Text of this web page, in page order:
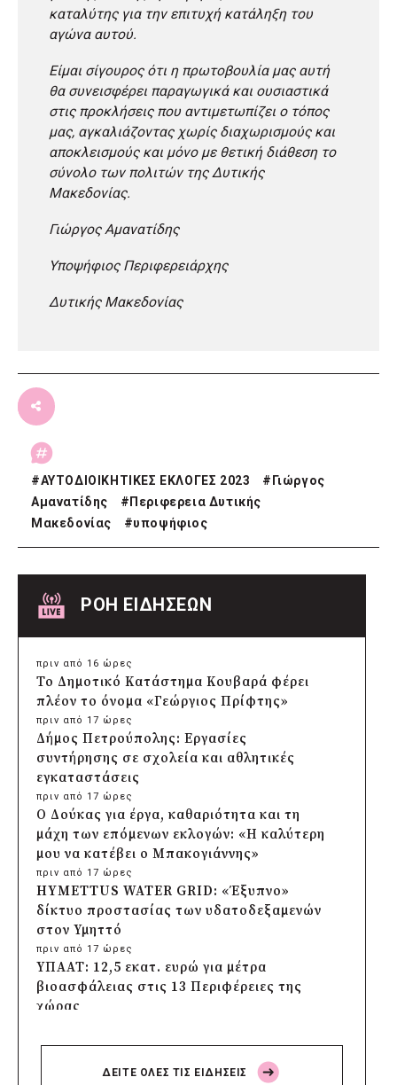
καταλύτης για την επιτυχή κατάληξη του
αγώνα αυτού.
Είμαι σίγουρος ότι η πρωτοβουλία μας αυτή
θα συνεισφέρει παραγωγικά και ουσιαστικά
στις προκλήσεις που αντιμετωπίζει ο τόπος
μας, αγκαλιάζοντας χωρίς διαχωρισμούς και
αποκλεισμούς και μόνο με θετική διάθεση το
σύνολο των πολιτών της Δυτικής
Μακεδονίας.
Γιώργος Αμανατίδης
Υποψήφιος Περιφερειάρχης
Δυτικής Μακεδονίας
#ΑΥΤΟΔΙΟΙΚΗΤΙΚΕΣ ΕΚΛΟΓΕΣ 2023 # Γιώργος
Αμανατίδης
# Περιφερεια Δυτικής
Μακεδονίας
#υποψήφιος
ΡΟΗ ΕΙΔΗΣΕΩΝ
πριν από 16 ώρες
Το Δημοτικό Κατάστημα Κουβαρά φέρει
πλέον το όνομα «Γεώργιος Πρίφτης»
πριν από 17 ώρες
Δήμος Πετρούπολης: Εργασίες
συντήρησης σε σχολεία και αθλητικές
εγκαταστάσεις
πριν από 17 ώρες
Ο Δούκας για έργα, καθαριότητα και τη
μάχη των επόμενων εκλογών: «Η καλύτερη
μου να κατέβει ο Μπακογιάννης»
πριν από 17 ώρες
HYMETTUS WATER GRID: «Έξυπνο»
δίκτυο προστασίας των υδατοδεξαμενών
στον Υμηττό
πριν από 17 ώρες
ΥΠΑΑΤ: 12,5 εκατ. ευρώ για μέτρα
βιοασφάλειας στις 13 Περιφέρειες της
χώρας
Πρέσπεια 2026: Έξι ημέρες πολιτισμού,
μουσικής και γαστρονομίας στη Φλώρινα
ΔΕΙΤΕ ΟΛΕΣ ΤΙΣ ΕΙΔΗΣΕΙΣ